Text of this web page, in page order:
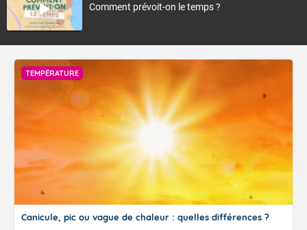
Comment prévoit-on le temps ?
TEMPÉRATURE
Canicule, pic ou vague de chaleur : quelles différences ?